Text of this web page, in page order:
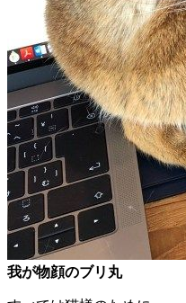
我が物顔のブリ丸